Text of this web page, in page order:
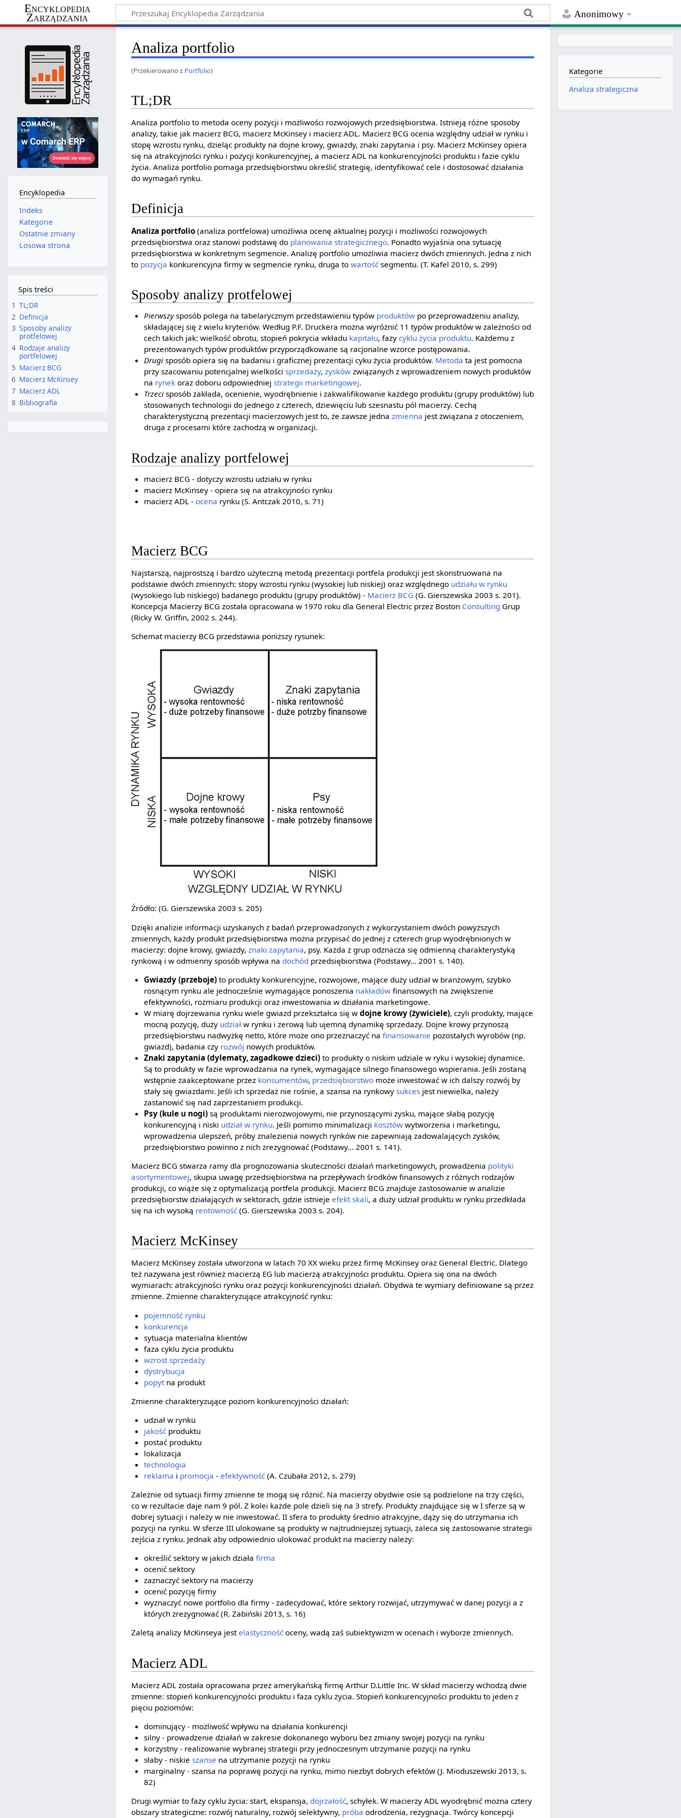
Anonimowy
Encyklopedia
Zarządzania
Analiza portfolio
(Przekierowano z Portfolio)
TL;DR
Analiza portfolio to metoda oceny pozycji i możliwości rozwojowych przedsiębiorstwa. Istnieją różne sposoby
analizy, takie jak macierz BCG, macierz McKinsey i macierz ADL. Macierz BCG ocenia względny udział w rynku i
stopę wzrostu rynku, dzieląc produkty na dojne krowy, gwiazdy, znaki zapytania i psy. Macierz McKinsey opiera
się na atrakcyjności rynku i pozycji konkurencyjnej, a macierz ADL na konkurencyjności produktu i fazie cyklu
życia. Analiza portfolio pomaga przedsiębiorstwu określić strategię, identyfikować cele i dostosować działania
do wymagań rynku.
Definicja
Analiza portfolio (analiza portfelowa) umożliwia ocenę aktualnej pozycji i możliwości rozwojowych
przedsiębiorstwa oraz stanowi podstawę do planowania strategicznego. Ponadto wyjaśnia ona sytuację
przedsiębiorstwa w konkretnym segmencie. Analizę portfolio umożliwia macierz dwóch zmiennych. Jedna z nich
to pozycja konkurencyjna firmy w segmencie rynku, druga towartość segmentu. (T. Kafel 2010, s. 299)
Sposoby analizy protfelowej
Pierwszysposób polega na tabelarycznym przedstawieniu typów produktówpo przeprowadzeniu analizy,
składającej się z wielu kryteriów. Według P.F. Druckera można wyróżnić 11 typów produktów w zależności od
cech takich jak: wielkość obrotu, stopień pokrycia wkładu kapitału, fazy cyklu życia produktu. Każdemu z
prezentowanych typów produktów przyporządkowane są racjonalne wzorce postępowania.
Drugisposób opiera się na badaniu i graficznej prezentacji cyku życia produktów. Metoda ta jest pomocna
przy szacowaniu potencjalnej wielkości sprzedaży, zyskówzwiązanych z wprowadzeniem nowych produktów
na rynekoraz doboru odpowiedniej strategii marketingowej.
Trzecisposób zakłada, ocenienie, wyodrębnienie i zakwalifikowanie każdego produktu (grupy produktów) lub
stosowanych technologii do jednego z czterech, dziewięciu lub szesnastu pól macierzy. Cechą
charakterystyczną prezentacji macierzowych jest to, że zawsze jedna zmienna jest związana z otoczeniem,
druga z procesami które zachodzą w organizacji.
Rodzaje analizy portfelowej
macierz BCG - dotyczy wzrostu udziału w rynku
macierz McKinsey - opiera się na atrakcyjności rynku
macierz ADL - ocena rynku (S. Antczak 2010, s. 71)
Macierz BCG
Najstarszą, najprostszą i bardzo użyteczną metodą prezentacji portfela produkcji jest skonstruowana na
podstawie dwóch zmiennych: stopy wzrostu rynku (wysokiej lub niskiej) oraz względnego udziału w rynku
(wysokiego lub niskiego) badanego produktu (grupy produktów) - Macierz BCG (G. Gierszewska 2003 s. 201).
Koncepcja Macierzy BCG została opracowana w 1970 roku dla General Electric przez Boston Consulting Grup
(Ricky W. Griffin, 2002 s. 244).
Schemat macierzy BCG przedstawia poniższy rysunek:
Źródło: (G. Gierszewska 2003 s. 205)
Dzięki analizie informacji uzyskanych z badań przeprowadzonych z wykorzystaniem dwóch powyższych
zmiennych, każdy produkt przedsiębiorstwa można przypisać do jednej z czterech grup wyodrębnionych w
macierzy: dojne krowy, gwiazdy,znaki zapytania, psy. Każda z grup odznacza się odmienną charakterystyką
rynkową i w odmienny sposób wpływa na dochód przedsiębiorstwa (Podstawy... 2001 s. 140).
Gwiazdy (przeboje)to produkty konkurencyjne, rozwojowe, mające duży udział w branżowym, szybko
rosnącym rynku ale jednocześnie wymagające ponoszenia nakładówfinansowych na zwiększenie
efektywności, rozmiaru produkcji oraz inwestowania w działania marketingowe.
W miarę dojrzewania rynku wiele gwiazd przekształca się w dojne krowy (żywiciele), czyli produkty, mające
mocną pozycję, duży udziałw rynku i zerową lub ujemną dynamikę sprzedaży. Dojne krowy przynoszą
przedsiębiorstwu nadwyżkę netto, które może ono przeznaczyć na finansowanie pozostałych wyrobów (np.
gwiazd), badania czy rozwój nowych produktów.
Znaki zapytania (dylematy, zagadkowe dzieci)to produkty o niskim udziale w ryku i wysokiej dynamice.
Są to produkty w fazie wprowadzania na rynek, wymagające silnego finansowego wspierania. Jeśli zostaną
wstępnie zaakceptowane przez konsumentów, przedsiębiorstwomoże inwestować w ich dalszy rozwój by
stały się gwiazdami. Jeśli ich sprzedaż nie rośnie, a szansa na rynkowy sukcesjest niewielka, należy
zastanowić się nad zaprzestaniem produkcji.
Psy (kule u nogi)są produktami nierozwojowymi, nie przynoszącymi zysku, mające słabą pozycję
konkurencyjną i niski udział w rynku. Jeśli pomimo minimalizacji kosztówwytworzenia i marketingu,
wprowadzenia ulepszeń, próby znalezienia nowych rynków nie zapewniają zadowalających zysków,
przedsiębiorstwo powinno z nich zrezygnować (Podstawy... 2001 s. 141).
Macierz BCG stwarza ramy dla prognozowania skuteczności działań marketingowych, prowadzenia polityki
asortymentowej, skupia uwagę przedsiębiorstwa na przepływach środków finansowych z różnych rodzajów
produkcji, co wiąże się z optymalizacją portfela produkcji. Macierz BCG znajduje zastosowanie w analizie
przedsiębiorstw działających w sektorach, gdzie istniejeefekt skali, a duży udział produktu w rynku przedkłada
się na ich wysoką rentowność (G. Gierszewska 2003 s. 204).
Macierz McKinsey
Macierz McKinsey została utworzona w latach 70 XX wieku przez firmę McKinsey oraz General Electric. Dlatego
też nazywana jest również macierzą EG lub macierzą atrakcyjności produktu. Opiera się ona na dwóch
wymiarach: atrakcyjności rynku oraz pozycji konkurencyjności działań. Obydwa te wymiary definiowane są przez
zmienne. Zmienne charakteryzujące atrakcyjność rynku:
pojemność rynku
konkurencja
sytuacja materialna klientów
faza cyklu życia produktu
wzrost sprzedaży
dystrybucja
popytna produkt
Zmienne charakteryzujące poziom konkurencyjności działań:
udział w rynku
jakośćproduktu
postać produktu
lokalizacja
technologia
reklama i promocja - efektywność(A. Czubała 2012, s. 279)
Zależnie od sytuacji firmy zmienne te mogą się różnić. Na macierzy obydwie osie są podzielone na trzy części,
co w rezultacie daje nam 9 pól. Z kolei każde pole dzieli się na 3 strefy. Produkty znajdujące się w I sferze są w
dobrej sytuacji i należy w nie inwestować. II sfera to produkty średnio atrakcyjne, dąży się do utrzymania ich
pozycji na rynku. W sferze III ulokowane są produkty w najtrudniejszej sytuacji, zaleca się zastosowanie strategii
zejścia z rynku. Jednak aby odpowiednio ulokować produkt na macierzy należy:
określić sektory w jakich działa firma
ocenić sektory
zaznaczyć sektory na macierzy
ocenić pozycję firmy
wyznaczyć nowe portfolio dla firmy - zadecydować, które sektory rozwijać, utrzymywać w danej pozycji a z
których zrezygnować (R. Żabiński 2013, s. 16)
Zaletą analizy McKinseya jestelastyczność oceny, wadą zaś subiektywizm w ocenach i wyborze zmiennych.
Macierz ADL
Macierz ADL została opracowana przez amerykańską firmę Arthur D.Little Inc. W skład macierzy wchodzą dwie
zmienne: stopień konkurencyjności produktu i faza cyklu życia. Stopień konkurencyjności produktu to jeden z
pięciu poziomów:
dominujący - możliwość wpływu na działania konkurencji
silny - prowadzenie działań w zakresie dokonanego wyboru bez zmiany swojej pozycji na rynku
korzystny - realizowanie wybranej strategii przy jednoczesnym utrzymanie pozycji na rynku
słaby - niskie szanse na utrzymanie pozycji na rynku
marginalny - szansa na poprawę pozycji na rynku, mimo niezbyt dobrych efektów (J. Mioduszewski 2013, s.
82)
Drugi wymiar to fazy cyklu życia: start, ekspansja, dojrzałość, schyłek. W macierzy ADL wyodrębnić można cztery
obszary strategiczne: rozwój naturalny, rozwój selektywny, próba odrodzenia, rezygnacja. Twórcy koncepcji
Encyklopedia
Indeks
Kategorie
Ostatnie zmiany
Losowa strona
Spis treści
1 TL;DR
2 Definicja
3 Sposoby analizy
protfelowej
4 Rodzaje analizy
portfelowej
5 Macierz BCG
6 Macierz McKinsey
7 Macierz ADL
8 Bibliografia
Kategorie
Analiza strategiczna